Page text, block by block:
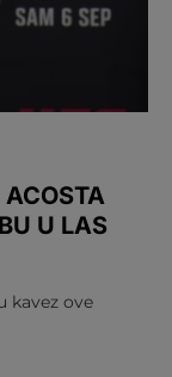
U LAS
kavez ove